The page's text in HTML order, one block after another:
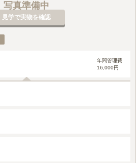
写真準備中
見学で実物を確認
年間管理費
16,000円